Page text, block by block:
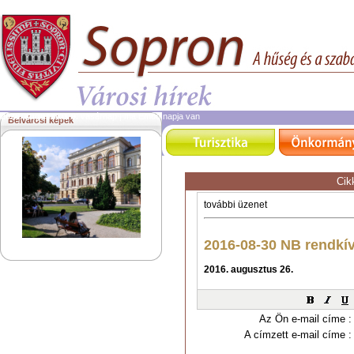
2026. augusztus 9.vasárnap | ma Emőd napja van
Belvárosi képek
Az Ön e-mail címe :
A címzett e-mail címe :